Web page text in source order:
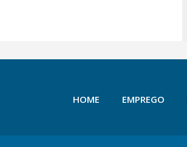
HOME EMPREGO